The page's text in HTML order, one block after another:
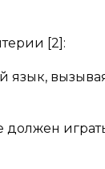
[2]:
язык,
должен